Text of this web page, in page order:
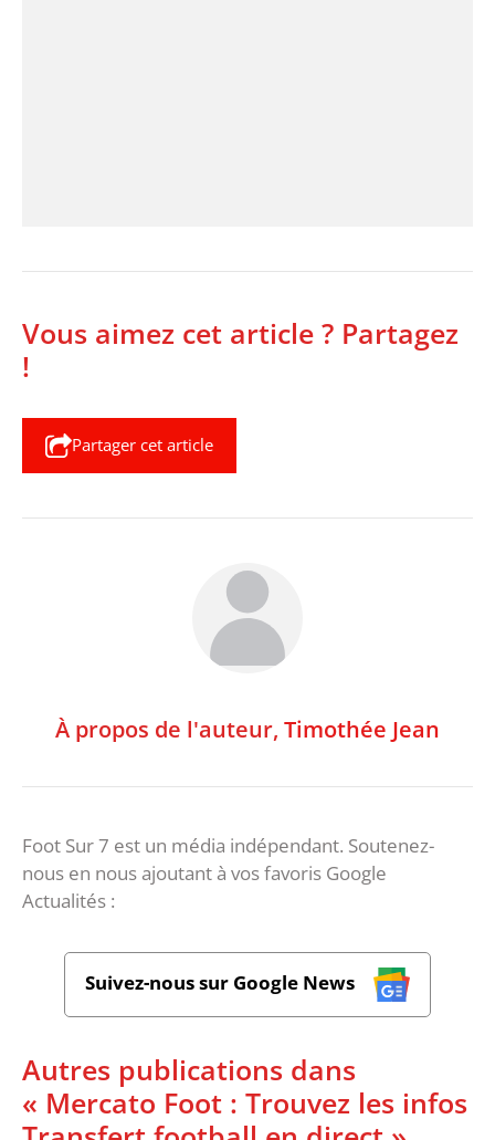
Vous aimez cet article ? Partagez
!
Partager cet article
À propos de l'auteur, Timothée Jean
Foot Sur 7 est un média indépendant. Soutenez-
nous en nous ajoutant à vos favoris Google
Actualités :
Suivez-nous sur Google News
Autres publications dans
« Mercato Foot : Trouvez les infos